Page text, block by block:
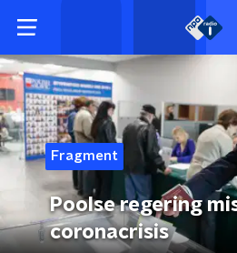
Fragment
Poolse regering
coronacrisis